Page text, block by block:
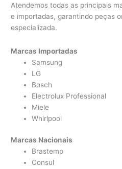
Atendemos todas as principais
e importadas, garantindo peças
especializada.
Marcas Importadas
Samsung
LG
Bosch
Electrolux Professional
Miele
Whirlpool
Marcas Nacionais
Brastemp
Consul